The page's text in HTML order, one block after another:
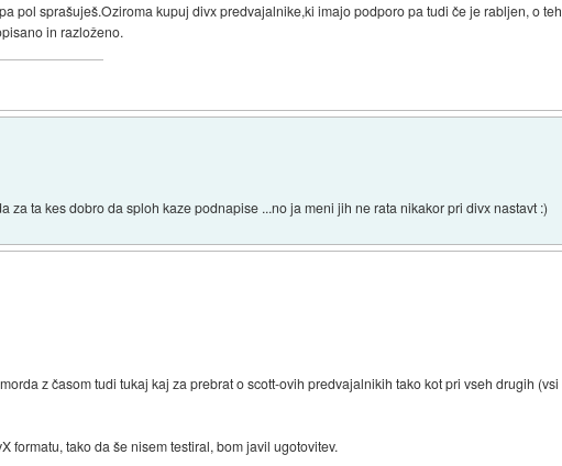
pol sprašuješ.Oziroma kupuj divx predvajalnike,ki imajo podporo pa tudi če je rabljen, o teh
in razloženo.
ta kes dobro da sploh kaze podnapise ...no ja meni jih ne rata nikakor pri divx nastavt :)
z časom tudi tukaj kaj za prebrat o scott-ovih predvajalnikih tako kot pri vseh drugih (vsi
formatu, tako da še nisem testiral, bom javil ugotovitev.